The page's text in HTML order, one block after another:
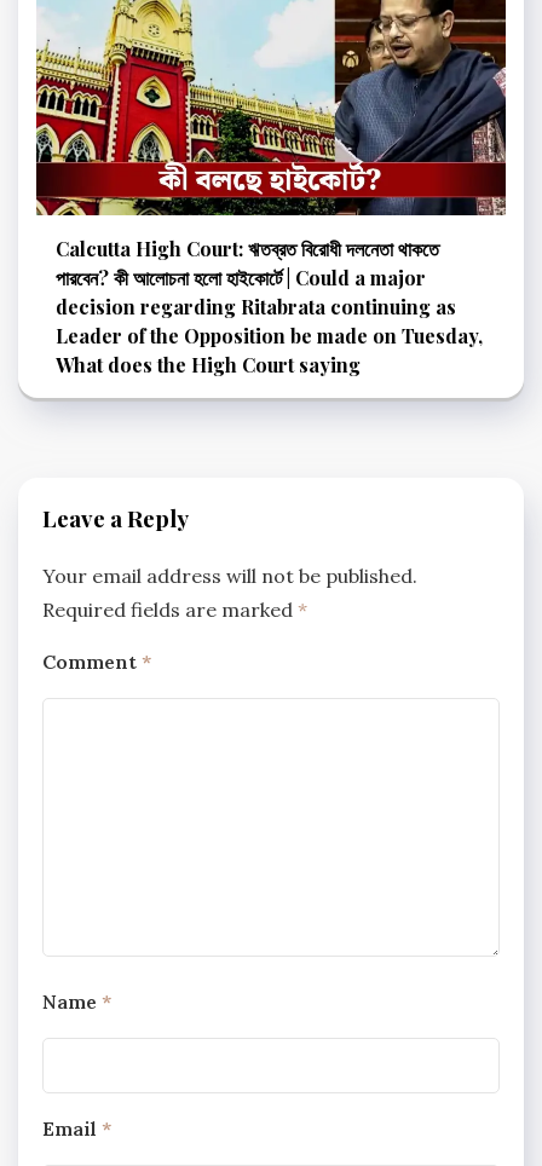
Calcutta High Court: ঋতব্রত বিরোধী দলনেতা থাকতে
পারবেন? কী আলোচনা হলো হাইকোর্টে | Could a major
decision regarding Ritabrata continuing as
Leader of the Opposition be made on Tuesday,
What does the High Court saying
Leave a Reply
Your email address will not be published.
Required fields are marked *
Comment *
Name *
Email *